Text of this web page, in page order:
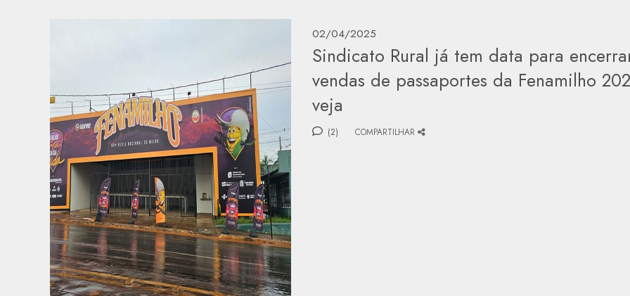
02/04/2025
Sindicato Rural já tem data para
vendas de passaportes da Fenamilho
veja
(2) COMPARTILHAR